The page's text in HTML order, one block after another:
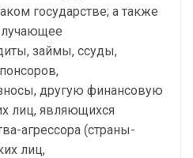
государстве; а также
займы, ссуды,
другую финансовую
лиц, являющихся
агрессора (страны-
лиц,